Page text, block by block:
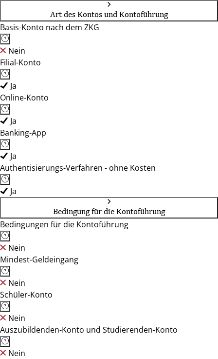
Art des Kontos und Kontoführung
Basis-Konto nach dem ZKG
Nein
Filial-Konto
Ja
Online-Konto
Ja
Banking-App
Ja
Authentisierungs-Verfahren - ohne Kosten
Ja
Bedingung für die Kontoführung
Bedingungen für die Kontoführung
Nein
Mindest-Geldeingang
Nein
Schüler-Konto
Nein
Auszubildenden-Konto und Studierenden-Konto
Nein